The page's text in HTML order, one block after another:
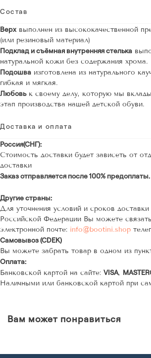
Состав
Верхвыполнен из высококачественной
(или резиновый материал)
Подклад и съёмная внутренняя стелька
натуральной кожи без содержания хрома.
Подошва изготовлена ​​из натурального
гибкая и мягкая.
Любовьк своему делу, которую мы
этап производства нашей детской обуви.
Доставка и оплата
Россия(СНГ):
Стоимость доставки будет зависеть от
доставки
Заказ отправляется после 100% предоплаты.
Другие страны:
Для уточнения условий и сроков
Российской Федерации Вы можете
электронной почте: info@bootini.shop
Самовывоз (СDEК)
Вы можете забрать товар в одном из
Оплата:
Банковской картой на сайте: VISA,
Наличными или банковской картой при
Вам может понравиться